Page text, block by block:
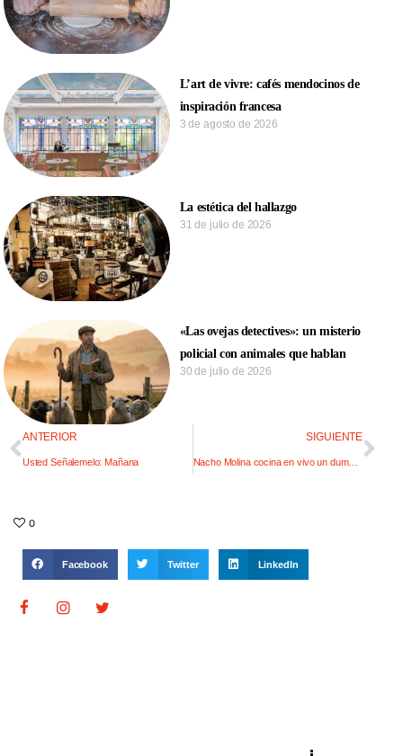
L’art de vivre: cafés mendocinos de
inspiración francesa
3 de agosto de 2026
La estética del hallazgo
31 de julio de 2026
«Las ovejas detectives»: un misterio
policial con animales que hablan
30 de julio de 2026
ANTERIOR
Usted Señalemelo: Mañana
SIGUIENTE
Nacho Molina cocina en vivo un dumpling de cerdo
0
Facebook Twitter LinkedIn